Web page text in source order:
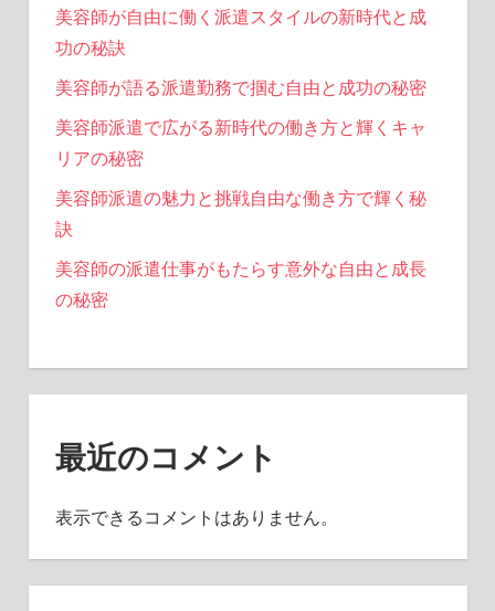
美容師が自由に働く派遣スタイルの新時代と成
功の秘訣
美容師が語る派遣勤務で掴む自由と成功の秘密
美容師派遣で広がる新時代の働き方と輝くキャ
リアの秘密
美容師派遣の魅力と挑戦自由な働き方で輝く秘
訣
美容師の派遣仕事がもたらす意外な自由と成長
の秘密
最近のコメント
表示できるコメントはありません。